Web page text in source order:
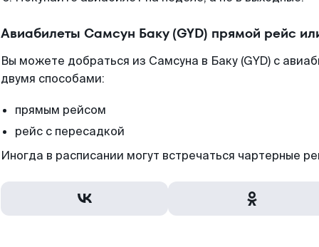
Авиабилеты Самсун Баку (GYD) прямой рейс
Вы можете добраться из Самсуна в Баку (GYD) с
двумя способами:
прямым рейсом
рейс с пересадкой
Иногда в расписании могут встречаться чартерные